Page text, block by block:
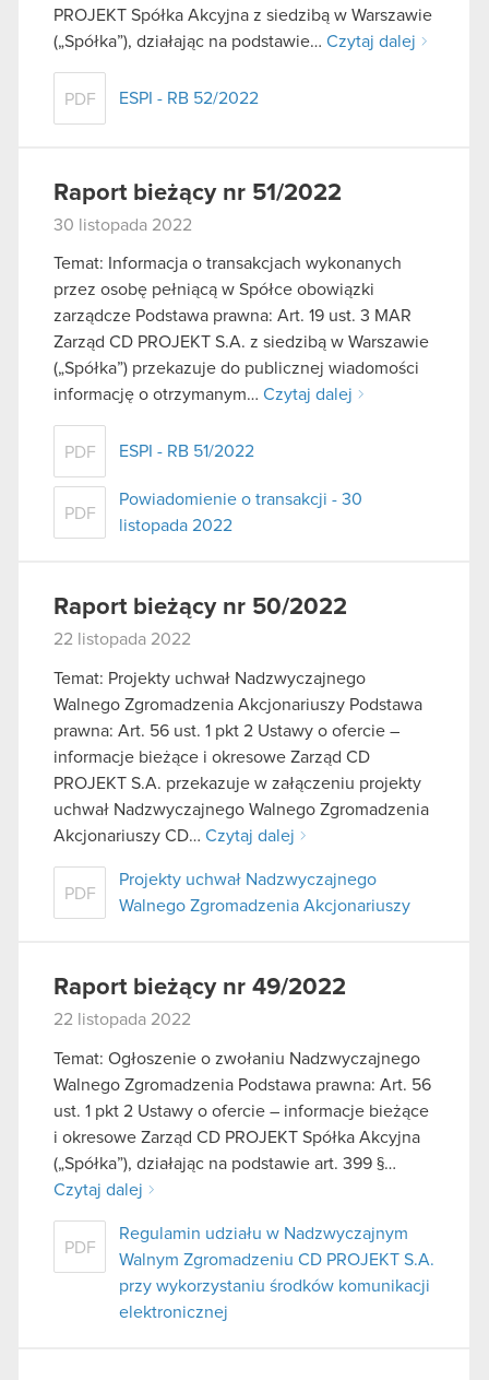
PROJEKT Spółka Akcyjna z siedzibą w Warszawie
(„Spółka”), działając na podstawie… Czytaj dalej
PDF ESPI - RB 52/2022
Raport bieżący nr 51/2022
30 listopada 2022
Temat: Informacja o transakcjach wykonanych
przez osobę pełniącą w Spółce obowiązki
zarządcze Podstawa prawna: Art. 19 ust. 3 MAR
Zarząd CD PROJEKT S.A. z siedzibą w Warszawie
(„Spółka”) przekazuje do publicznej wiadomości
informację o otrzymanym… Czytaj dalej
PDF ESPI - RB 51/2022
PDF
Powiadomienie o transakcji - 30
listopada 2022
Raport bieżący nr 50/2022
22 listopada 2022
Temat: Projekty uchwał Nadzwyczajnego
Walnego Zgromadzenia Akcjonariuszy Podstawa
prawna: Art. 56 ust. 1 pkt 2 Ustawy o ofercie –
informacje bieżące i okresowe Zarząd CD
PROJEKT S.A. przekazuje w załączeniu projekty
uchwał Nadzwyczajnego Walnego Zgromadzenia
Akcjonariuszy CD… Czytaj dalej
PDF
Projekty uchwał Nadzwyczajnego
Walnego Zgromadzenia Akcjonariuszy
Raport bieżący nr 49/2022
22 listopada 2022
Temat: Ogłoszenie o zwołaniu Nadzwyczajnego
Walnego Zgromadzenia Podstawa prawna: Art. 56
ust. 1 pkt 2 Ustawy o ofercie – informacje bieżące
i okresowe Zarząd CD PROJEKT Spółka Akcyjna
(„Spółka”), działając na podstawie art. 399 §…
Czytaj dalej
PDF
Regulamin udziału w Nadzwyczajnym
Walnym Zgromadzeniu CD PROJEKT S.A.
przy wykorzystaniu środków komunikacji
elektronicznej